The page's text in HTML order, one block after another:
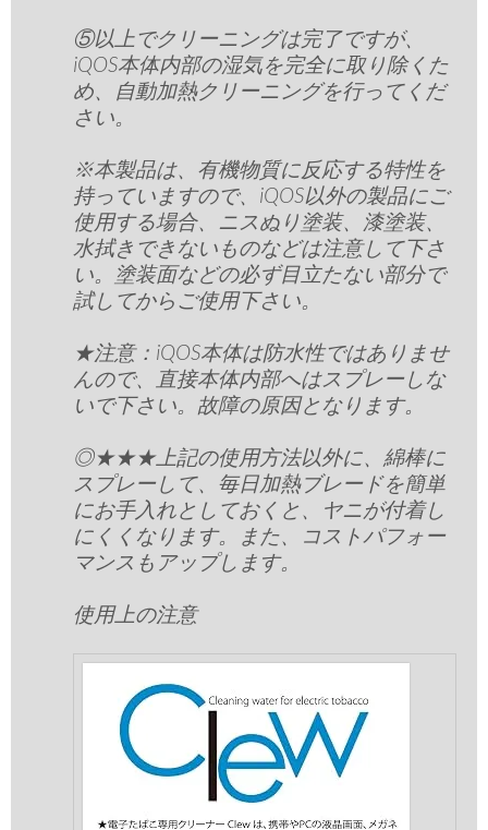
⑤以上でクリーニングは完了ですが、
iQOS本体内部の湿気を完全に取り除くた
め、自動加熱クリーニングを行ってくだ
さい。
※本製品は、有機物質に反応する特性を
持っていますので、iQOS以外の製品にご
使用する場合、ニスぬり塗装、漆塗装、
水拭きできないものなどは注意して下さ
い。塗装面などの必ず目立たない部分で
試してからご使用下さい。
★注意：iQOS本体は防水性ではありませ
んので、直接本体内部へはスプレーしな
いで下さい。故障の原因となります。
​◎★★★上記の使用方法以外に、綿棒に
スプレーして、毎日加熱ブレードを簡単
にお手入れとしておくと、ヤニが付着し
にくくなります。また、コストパフォー
マンスもアップします。
使用上の注意